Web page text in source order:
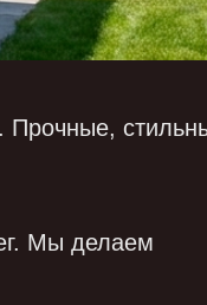
Прочные,
Мы делаем